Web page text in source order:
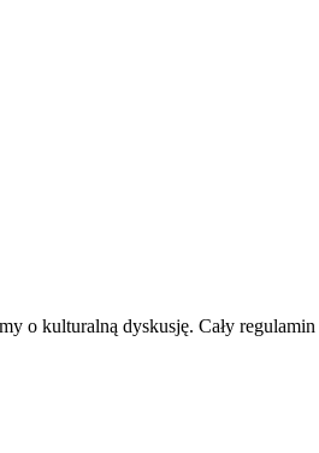
o kulturalną dyskusję. Cały regulamin